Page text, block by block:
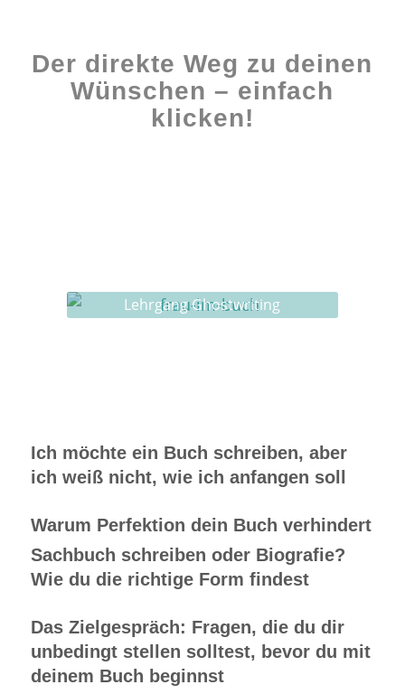
Der direkte Weg zu deinen
Wünschen – einfach
klicken!
Lehrgang Ghostwriting
Ich möchte ein Buch schreiben, aber
ich weiß nicht, wie ich anfangen soll
Warum Perfektion dein Buch verhindert
Sachbuch schreiben oder Biografie?
Wie du die richtige Form findest
Das Zielgespräch: Fragen, die du dir
unbedingt stellen solltest, bevor du mit
deinem Buch beginnst